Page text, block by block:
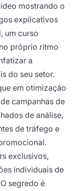
mostrando o
explicativos
um curso
próprio ritmo
a
do seu setor.
em otimização
campanhas de
de análise,
de tráfego e
exclusivos,
individuais de
segredo é